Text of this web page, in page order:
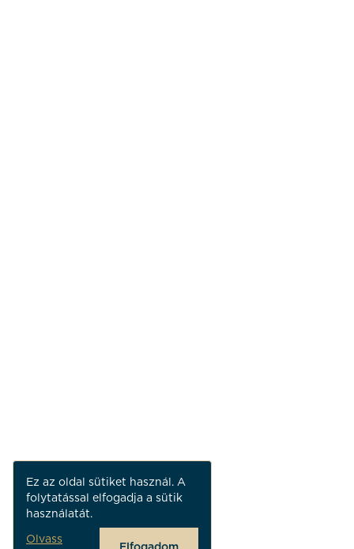
Ez az oldal sütiket használ. A
folytatással elfogadja a sütik
használatát.
Olvass